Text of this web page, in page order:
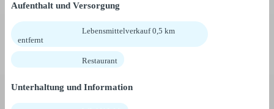
Aufenthalt und Versorgung
Lebensmittelverkauf 0,5 km
entfernt
Restaurant
Unterhaltung und Information